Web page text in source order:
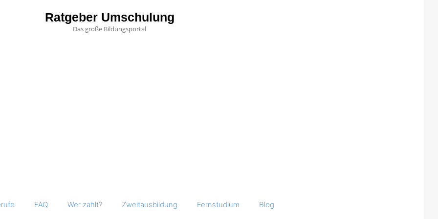
Ratgeber Umschulung
Das große Bildungsportal
FAQ Wer zahlt? Zweitausbildung Fernstudium Blog